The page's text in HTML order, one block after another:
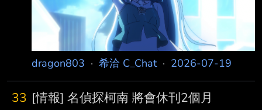
閃耀天使預告的台詞
https://i.imgur.com/SkowyUt.png "讓大家久等了
之後就交給我吧" "沒問題 因為我很強的" 耶耶耶
等等 你的力量被吹成這樣 我相信你
dragon803 · 希洽 C_Chat· 2026-07-19
33 [情報] 名偵探柯南 將會休刊2個月